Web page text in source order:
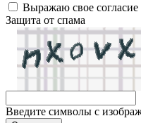
Выражаю свое
Защита от спама
Введите символы с